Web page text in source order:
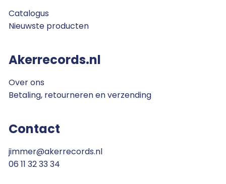
Catalogus
Nieuwste producten
Akerrecords.nl
Over ons
Betaling, retourneren en verzending
Contact
jimmer@akerrecords.nl
06 11 32 33 34